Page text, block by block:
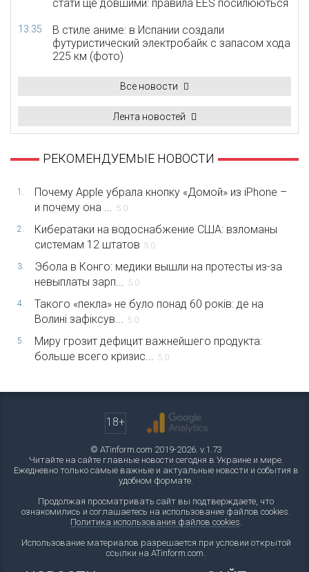
стати ще довшими: правила EES посилюються
13:35
В стиле аниме: в Испании создали
футуристический электробайк с запасом хода
225 км (фото)
Все новости
Лента новостей
РЕКОМЕНДУЕМЫЕ НОВОСТИ
1.
Почему Apple убрала кнопку «Домой» из iPhone –
и почему она ...
5.0
2.
Кибератаки на водоснабжение США: взломаны
системам 12 штатов 5.0
3.
Эбола в Конго: медики вышли на протесты из-за
невыплаты зарп...
5.0
4.
Такого «пекла» не було понад 60 років: де на
Волині зафіксув...
5.0
5.
Миру грозит дефицит важнейшего продукта:
больше всего кризис...
5.0
18+
© ATinform.com 2019-2026. v.1.73
Читайте на сайте главные новости сегодня в Украине и мире.
Ежедневно только самые важные и актуальные новости и события в
удобном формате.
Продолжая просматривать сайт вы подтверждаете, что
ознакомились и соглашаетесь на использование файлов cookies.
Политика использования файлов cookies
Использование материалов разрешается при условии открытой
ссылки на ATinform.com.